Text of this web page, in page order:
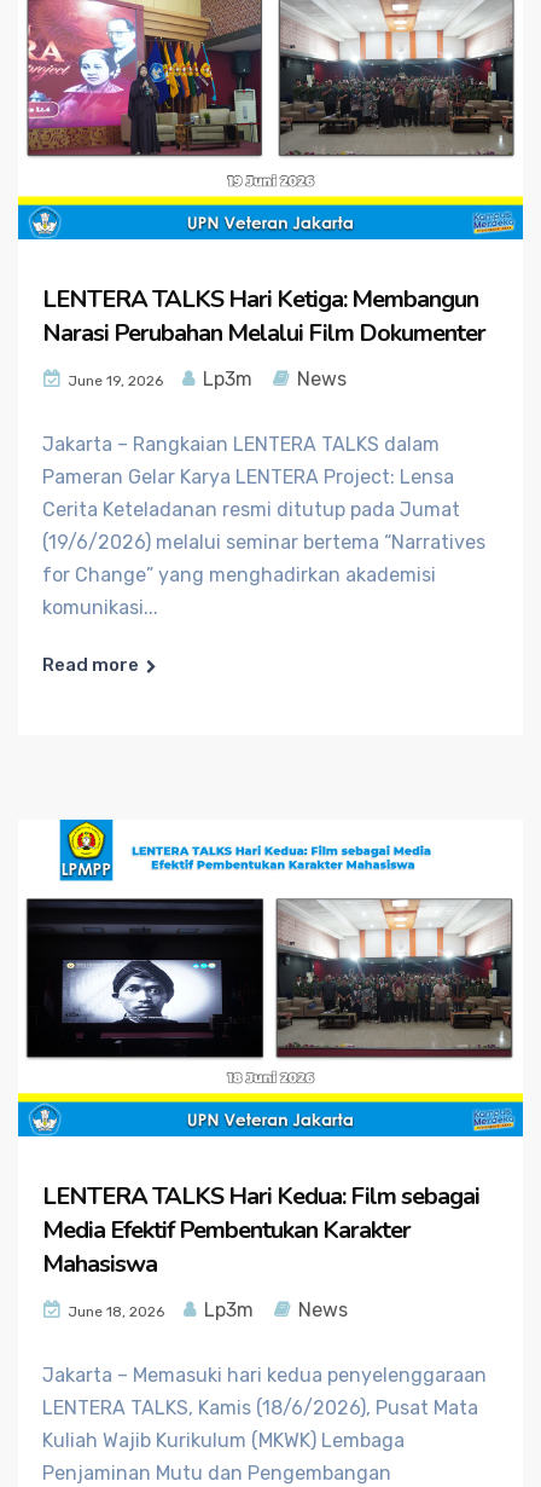
LENTERA TALKS Hari Ketiga: Membangun
Narasi Perubahan Melalui Film Dokumenter
June 19, 2026 Lp3m News
Jakarta – Rangkaian LENTERA TALKS dalam
Pameran Gelar Karya LENTERA Project: Lensa
Cerita Keteladanan resmi ditutup pada Jumat
(19/6/2026) melalui seminar bertema “Narratives
for Change” yang menghadirkan akademisi
komunikasi...
Read more
LENTERA TALKS Hari Kedua: Film sebagai
Media Efektif Pembentukan Karakter
Mahasiswa
June 18, 2026 Lp3m News
Jakarta – Memasuki hari kedua penyelenggaraan
LENTERA TALKS, Kamis (18/6/2026), Pusat Mata
Kuliah Wajib Kurikulum (MKWK) Lembaga
Penjaminan Mutu dan Pengembangan